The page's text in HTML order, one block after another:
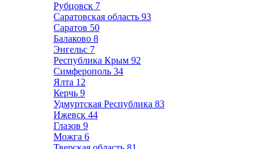
Рубцовск 7
Саратовская область 93
Саратов 50
Балаково 8
Энгельс 7
Республика Крым 92
Симферополь 34
Ялта 12
Керчь 9
Удмуртская Республика 83
Ижевск 44
Глазов 9
Можга 6